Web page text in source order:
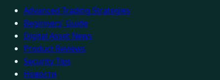
Advanced Trading Strategies
Beginners' Guide
Digital Asset News
Product Reviews
Security Tips
Новости